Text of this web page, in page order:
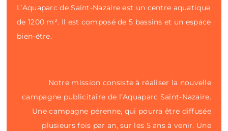
L’Aquaparc de Saint-Nazaire est un centre aquatique
de 1200 m². Il est composé de 5 bassins et un espace
bien-être.
Notre mission consiste à réaliser la nouvelle
campagne publicitaire de l’Aquaparc Saint-Nazaire.
Une campagne pérenne, qui pourra être diffusée
plusieurs fois par an, sur les 5 ans à venir. Une